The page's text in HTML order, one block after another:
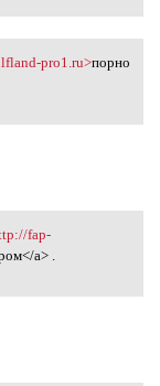
pro1.ru>порно
fap-
a> .